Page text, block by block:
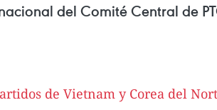
del Comité Central de